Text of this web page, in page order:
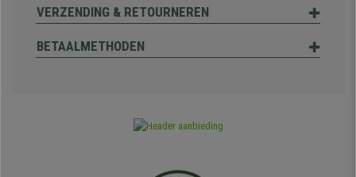
VERZENDING & RETOURNEREN
BETAALMETHODEN